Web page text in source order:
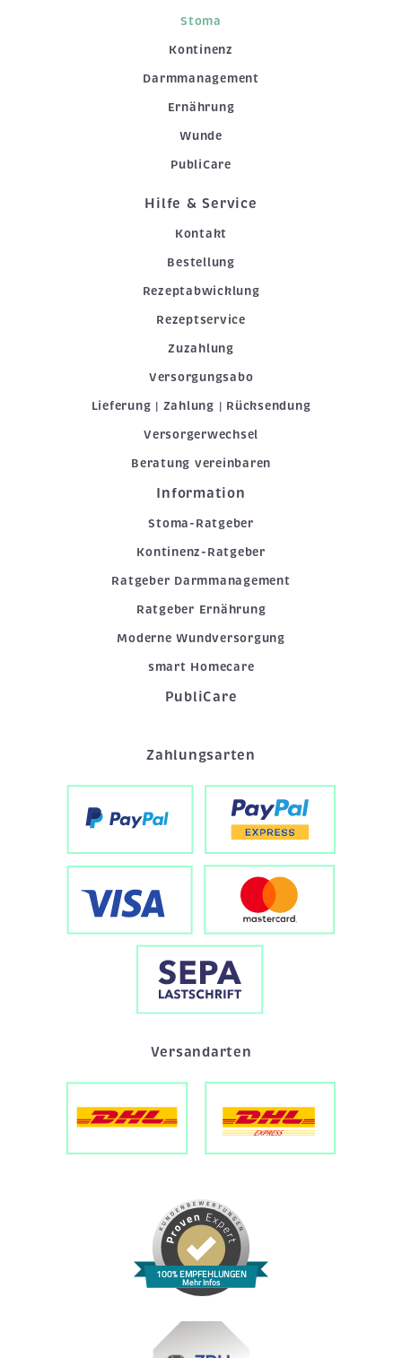
Stoma
Kontinenz
Darmmanagement
Ernährung
Wunde
PubliCare
Hilfe & Service
Kontakt
Bestellung
Rezeptabwicklung
Rezeptservice
Zuzahlung
Versorgungsabo
Lieferung | Zahlung | Rücksendung
Versorgerwechsel
Beratung vereinbaren
Information
Stoma-Ratgeber
Kontinenz-Ratgeber
Ratgeber Darmmanagement
Ratgeber Ernährung
Moderne Wundversorgung
smart Homecare
PubliCare
Zahlungsarten
Versandarten
100% EMPFEHLUNGEN
Mehr Infos